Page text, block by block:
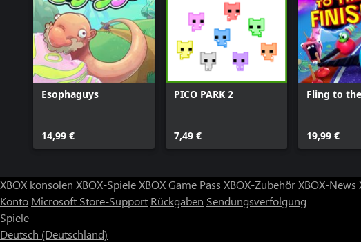
Esophaguys
14,99 €
PICO PARK 2
7,49 €
Fling to
19,99 €
XBOX konsolen XBOX-SpieleXBOX Game Pass XBOX-ZubehörXBOX-News
Konto Microsoft Store-Support Rückgaben Sendungsverfolgung
Spiele
Deutsch (Deutschland)